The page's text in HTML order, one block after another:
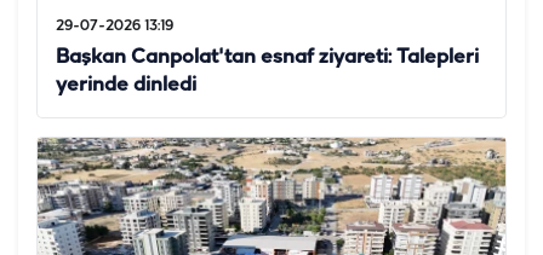
29-07-2026 13:19
Başkan Canpolat'tan esnaf ziyareti: Talepleri
yerinde dinledi